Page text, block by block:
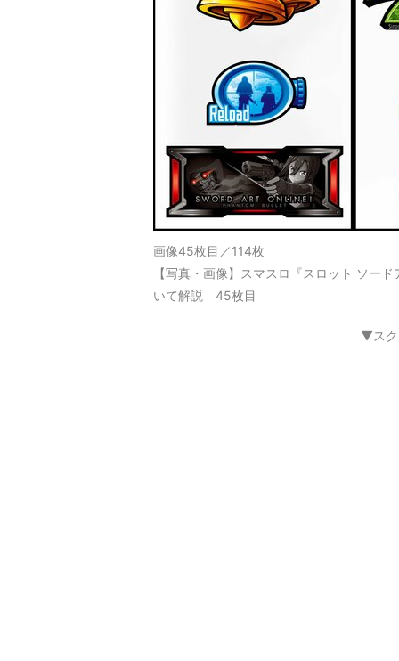
画像45枚目／114枚
【写真・画像】スマスロ『スロット ソー
いて解説 45枚目
▼スク